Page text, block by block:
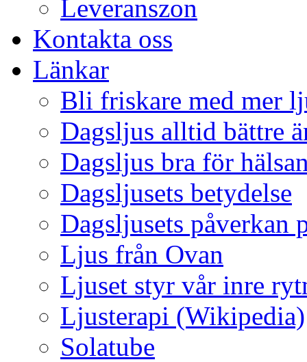
Leveranszon
Kontakta oss
Länkar
Bli friskare med mer
Dagsljus alltid bättre
Dagsljus bra för
Dagsljusets betydelse
Dagsljusets påverkan
Ljus från Ovan
Ljuset styr vår inre
Ljusterapi (Wikipedia)
Solatube